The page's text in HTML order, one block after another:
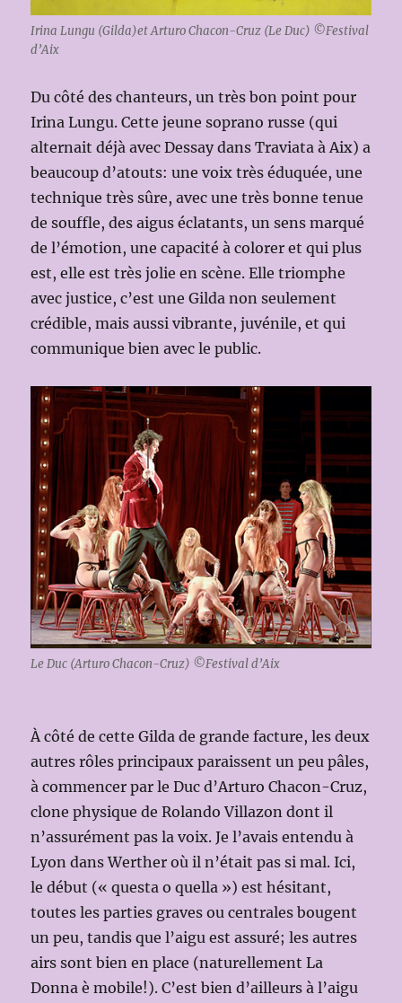
Irina Lungu (Gilda)et Arturo Chacon-Cruz (Le Duc) ©Festival
d’Aix
Du côté des chanteurs, un très bon point pour
Irina Lungu. Cette jeune soprano russe (qui
alternait déjà avec Dessay dans Traviata à Aix) a
beaucoup d’atouts: une voix très éduquée, une
technique très sûre, avec une très bonne tenue
de souffle, des aigus éclatants, un sens marqué
de l’émotion, une capacité à colorer et qui plus
est, elle est très jolie en scène. Elle triomphe
avec justice, c’est une Gilda non seulement
crédible, mais aussi vibrante, juvénile, et qui
communique bien avec le public.
Le Duc (Arturo Chacon-Cruz) ©Festival d’Aix
À côté de cette Gilda de grande facture, les deux
autres rôles principaux paraissent un peu pâles,
à commencer par le Duc d’Arturo Chacon-Cruz,
clone physique de Rolando Villazon dont il
n’assurément pas la voix. Je l’avais entendu à
Lyon dans Werther où il n’était pas si mal. Ici,
le début (« questa o quella ») est hésitant,
toutes les parties graves ou centrales bougent
un peu, tandis que l’aigu est assuré; les autres
airs sont bien en place (naturellement La
Donna è mobile!). C’est bien d’ailleurs à l’aigu